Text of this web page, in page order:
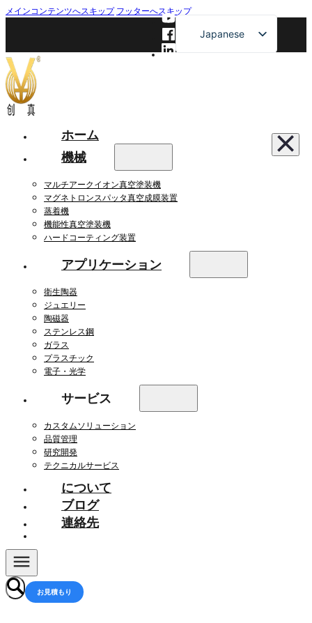
メインコンテンツへスキップ フッターへスキップ
Japanese
English
ホーム
機械
マルチアークイオン真空塗装機
マグネトロンスパッタ真空成膜装置
蒸着機
機能性真空塗装機
ハードコーティング装置
アプリケーション
衛生陶器
ジュエリー
陶磁器
ステンレス鋼
ガラス
プラスチック
電子・光学
サービス
カスタムソリューション
品質管理
研究開発
テクニカルサービス
について
ブログ
連絡先
お見積もり